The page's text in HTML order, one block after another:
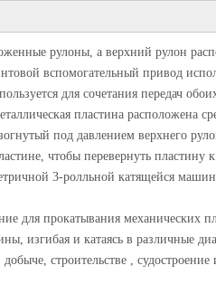
рулоны, а верхний рулон
вспомогательный привод
для сочетания передач
пластина расположена
под давлением верхнего
чтобы перевернуть пластину
3-ролльной катящейся
для прокатывания механических
изгибая и катаясь в различные
строительстве , судостроение